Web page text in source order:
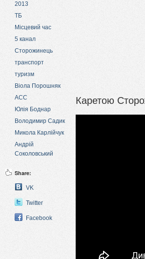
2013
ТБ
Місцевий час
5 канал
Сторожинець
транспорт
туризм
Віола Порошняк
АСС
Юлія Боднар
Володимир Садик
Микола Карлійчук
Андрій
Соколовський
Share:
VK
Twitter
Facebook
Каретою